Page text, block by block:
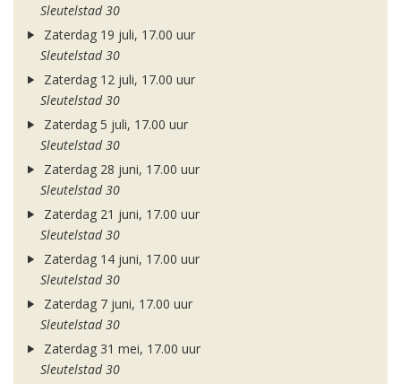
Sleutelstad 30
Zaterdag 19 juli, 17.00 uur
Sleutelstad 30
Zaterdag 12 juli, 17.00 uur
Sleutelstad 30
Zaterdag 5 juli, 17.00 uur
Sleutelstad 30
Zaterdag 28 juni, 17.00 uur
Sleutelstad 30
Zaterdag 21 juni, 17.00 uur
Sleutelstad 30
Zaterdag 14 juni, 17.00 uur
Sleutelstad 30
Zaterdag 7 juni, 17.00 uur
Sleutelstad 30
Zaterdag 31 mei, 17.00 uur
Sleutelstad 30